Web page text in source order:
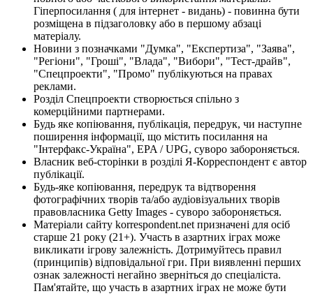
Гіперпосилання ( для інтернет - видань) - повинна бути
розміщена в підзаголовку або в першому абзаці
матеріалу.
Новини з позначками "Думка", "Експертиза", "Заява",
"Регіони", "Гроші", "Влада", "Вибори", "Тест-драйв",
"Спецпроекти", "Промо" публікуються на правах
реклами.
Розділ Спецпроекти створюється спільно з
комерційними партнерами.
Будь яке копіювання, публікація, передрук, чи наступне
поширення інформації, що містить посилання на
"Інтерфакс-Україна", EPA / UPG, суворо забороняється.
Власник веб-сторінки в розділі Я-Корреспондент є автор
публікації.
Будь-яке копіювання, передрук та відтворення
фотографічних творів та/або аудіовізуальних творів
правовласника Getty Images - суворо забороняється.
Матеріали сайту korrespondent.net призначені для осіб
старше 21 року (21+). Участь в азартних іграх може
викликати ігрову залежність. Дотримуйтесь правил
(принципів) відповідальної гри. При виявленні перших
ознак залежності негайно зверніться до спеціаліста.
Пам'ятайте, що участь в азартних іграх не може бути